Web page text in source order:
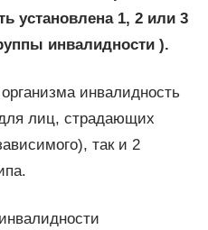
установлена 1, 2 или 3
инвалидности ).
инвалидность
лиц, страдающих
так и 2